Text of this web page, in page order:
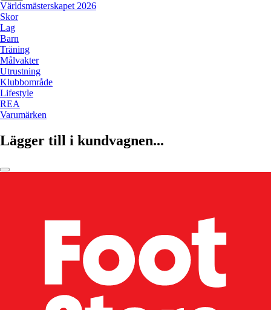
Världsmästerskapet 2026
Skor
Lag
Barn
Träning
Målvakter
Utrustning
Klubbområde
Lifestyle
REA
Varumärken
Lägger till i kundvagnen...